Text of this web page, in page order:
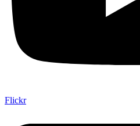
Flickr